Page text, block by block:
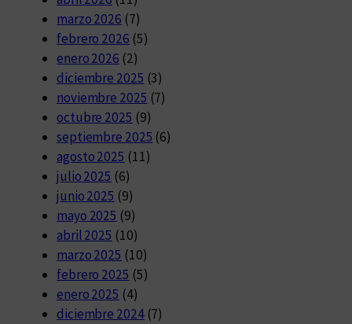
marzo 2026 (7)
febrero 2026 (5)
enero 2026 (2)
diciembre 2025 (3)
noviembre 2025 (7)
octubre 2025 (9)
septiembre 2025 (6)
agosto 2025 (11)
julio 2025 (6)
junio 2025 (9)
mayo 2025 (9)
abril 2025 (10)
marzo 2025 (10)
febrero 2025 (5)
enero 2025 (4)
diciembre 2024(7)